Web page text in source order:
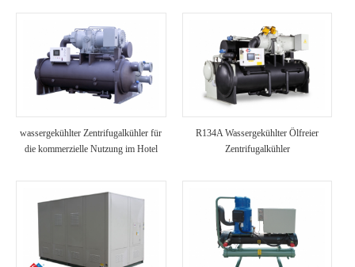
wassergekühlter Zentrifugalkühler für
die kommerzielle Nutzung im Hotel
R134A Wassergekühlter Ölfreier
Zentrifugalkühler